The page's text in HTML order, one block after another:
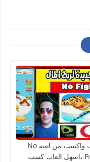
العب واكسب من لعبة No
Fight ،اسهل العاب كسب